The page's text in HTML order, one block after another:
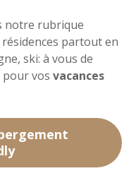
notre rubrique
partout en
ski: à vous de
vos vacances